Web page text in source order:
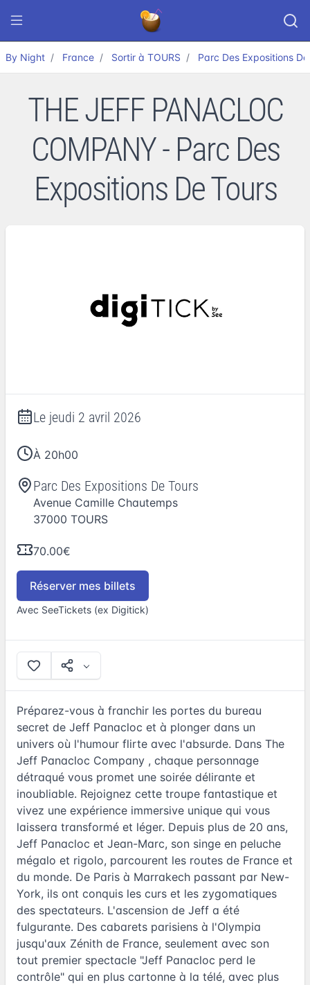
By Night France Sortir à TOURS Parc Des Expositions
THE JEFF PANACLOC
COMPANY - Parc Des
Expositions De Tours
Le jeudi 2 avril 2026
À 20h00
Parc Des Expositions De Tours
Avenue Camille Chautemps
37000 TOURS
70.00€
Réserver mes billets
Avec SeeTickets (ex Digitick)
Préparez-vous à franchir les portes du bureau
secret de Jeff Panacloc et à plonger dans un
univers où l'humour flirte avec l'absurde. Dans The
Jeff Panacloc Company , chaque personnage
détraqué vous promet une soirée délirante et
inoubliable. Rejoignez cette troupe fantastique et
vivez une expérience immersive unique qui vous
laissera transformé et léger. Depuis plus de 20 ans,
Jeff Panacloc et Jean-Marc, son singe en peluche
mégalo et rigolo, parcourent les routes de France et
du monde. De Paris à Marrakech passant par New-
York, ils ont conquis les curs et les zygomatiques
des spectateurs. L'ascension de Jeff a été
fulgurante. Des cabarets parisiens à l'Olympia
jusqu'aux Zénith de France, seulement avec son
tout premier spectacle "Jeff Panacloc perd le
contrôle" qui en plus cartonne à la télé, avec plus